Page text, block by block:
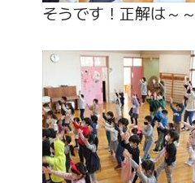
そうです！正解は～